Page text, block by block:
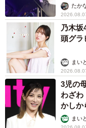
たか
乃木
頭グラ
まい
3児の
わざ
かしか
まい